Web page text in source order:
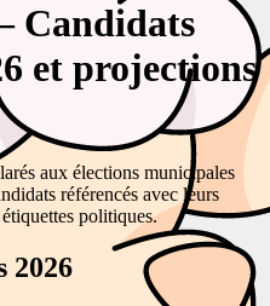
Candidats
et projections
aux élections municipales
référencés avec leurs
politiques.
2026